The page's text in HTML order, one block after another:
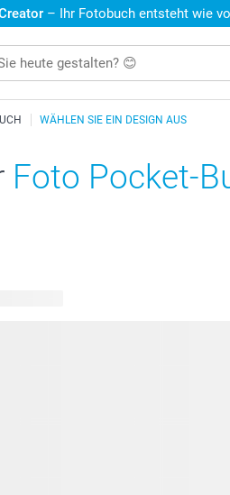
– Ihr Fotobuch entsteht wie
WÄHLEN SIE EIN DESIGN AUS
Foto Pocket-